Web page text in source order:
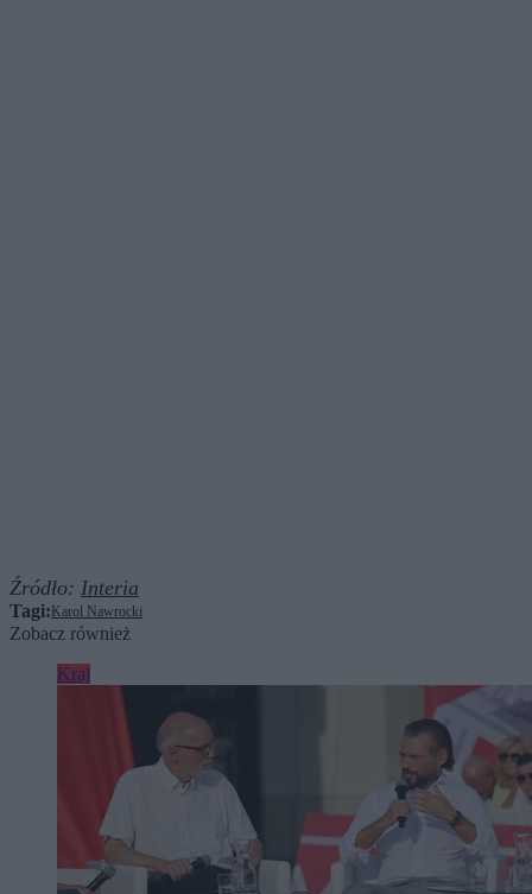
Źródło: Interia
Tagi: Karol Nawrocki
Zobacz również
Kraj